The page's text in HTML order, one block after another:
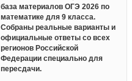
база материалов ОГЭ 2026 по
математике для 9 класса.
Собраны реальные варианты и
официальные ответы со всех
регионов Российской
Федерации специально для
пересдачи.